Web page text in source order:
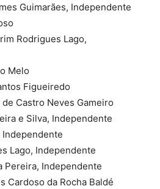
Guimarães, Independente
Rodrigues Lago,
Melo
Figueiredo
Castro Neves Gameiro
e Silva, Independente
Independente
Lago, Independente
Pereira, Independente
Cardoso da Rocha Baldé